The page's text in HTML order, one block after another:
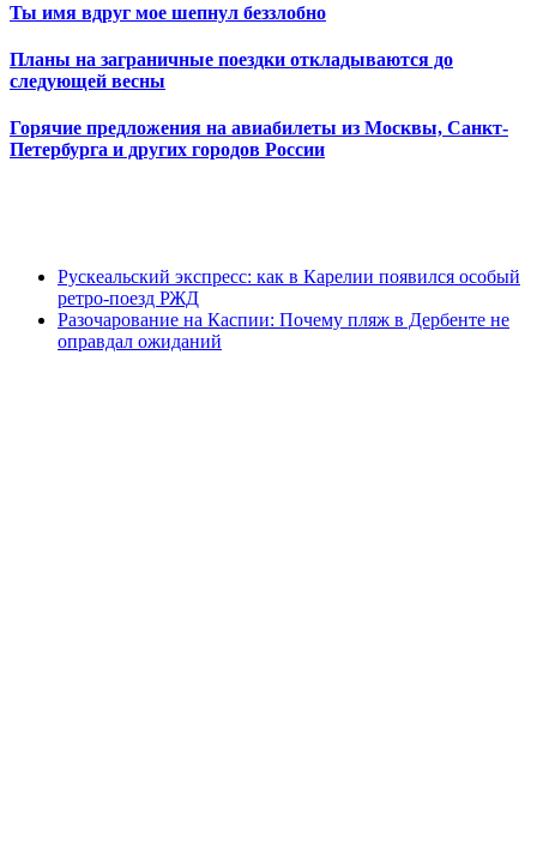
Ты имя вдруг мое шепнул беззлобно
Планы на заграничные поездки откладываются до
следующей весны
Горячие предложения на авиабилеты из Москвы, Санкт-
Петербурга и других городов России
Рускеальский экспресс: как в Карелии появился особый
ретро-поезд РЖД
Разочарование на Каспии: Почему пляж в Дербенте не
оправдал ожиданий